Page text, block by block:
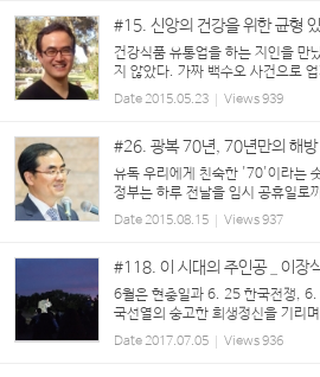
#15. 신앙의 건강을 위한 균형
건강식품 유통업을 하는 지인을 만
지 않았다. 가짜 백수오 사건으로
이 날, 스승의 날이 있어 통상 일 년
야 하는 시점인데 사건의 파장이 걷
Date2015.05.23 Views939
#26. 광복 70년, 70년만의 해방
유독 우리에게 친숙한 '70'이라는
정부는 하루 전날을 임시 공휴일로
기고 국가적인 도약의 계기로 삼고
후 걸어온 70년의 발자취가 세계사
Date2015.08.15 Views937
#118. 이 시대의 주인공 _ 이장
6월은 현충일과 6. 25 한국전쟁,
국선열의 숭고한 희생정신을 기리
호국보훈의 달이다. 고등부 한소리
휘선 박윤식 원로목사님의 ...
Date2017.07.05 Views936